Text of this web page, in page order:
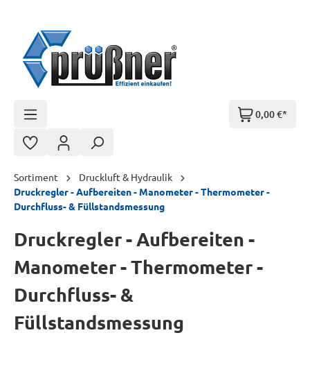
0,00 €*
Sortiment
Druckluft & Hydraulik
Druckregler - Aufbereiten - Manometer - Thermometer -
Durchfluss- & Füllstandsmessung
Druckregler - Aufbereiten -
Manometer - Thermometer -
Durchfluss- &
Füllstandsmessung